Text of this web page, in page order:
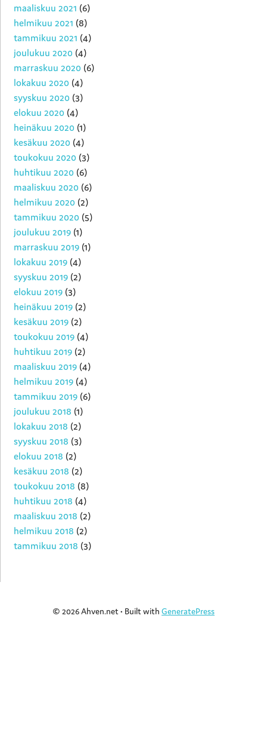
maaliskuu 2021 (6)
helmikuu 2021 (8)
tammikuu 2021 (4)
joulukuu 2020 (4)
marraskuu 2020 (6)
lokakuu 2020 (4)
syyskuu 2020 (3)
elokuu 2020 (4)
heinäkuu 2020 (1)
kesäkuu 2020 (4)
toukokuu 2020 (3)
huhtikuu 2020 (6)
maaliskuu 2020 (6)
helmikuu 2020 (2)
tammikuu 2020 (5)
joulukuu 2019 (1)
marraskuu 2019 (1)
lokakuu 2019 (4)
syyskuu 2019 (2)
elokuu 2019 (3)
heinäkuu 2019 (2)
kesäkuu 2019 (2)
toukokuu 2019 (4)
huhtikuu 2019 (2)
maaliskuu 2019 (4)
helmikuu 2019 (4)
tammikuu 2019 (6)
joulukuu 2018 (1)
lokakuu 2018 (2)
syyskuu 2018 (3)
elokuu 2018 (2)
kesäkuu 2018 (2)
toukokuu 2018 (8)
huhtikuu 2018 (4)
maaliskuu 2018 (2)
helmikuu 2018 (2)
tammikuu 2018 (3)
© 2026 Ahven.net• Built with GeneratePress